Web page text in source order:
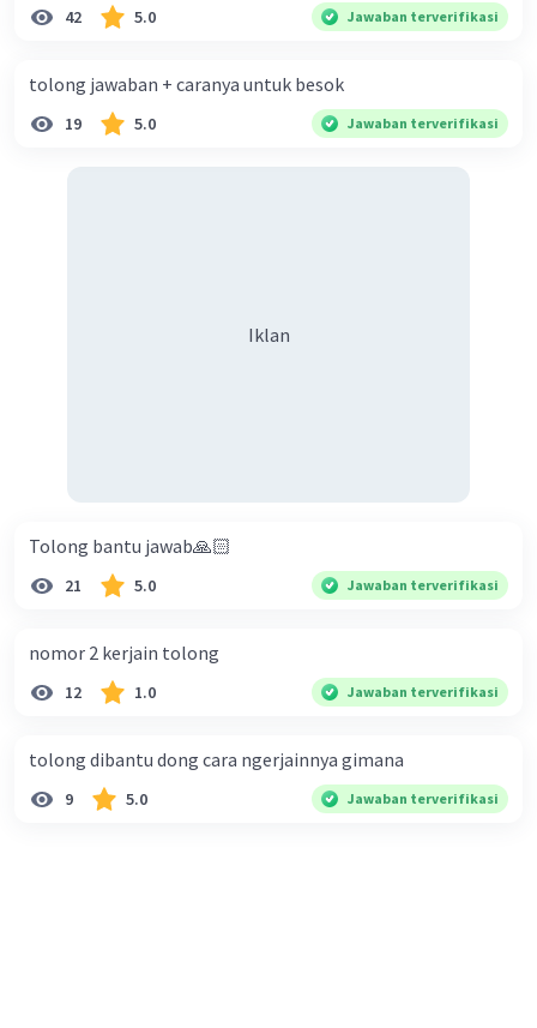
42 5.0 Jawaban terverifikasi
tolong jawaban + caranya untuk besok
19 5.0 Jawaban terverifikasi
Iklan
Tolong bantu jawab🙏🏻
21 5.0 Jawaban terverifikasi
nomor 2 kerjain tolong
12 1.0 Jawaban terverifikasi
tolong dibantu dong cara ngerjainnya gimana
9 5.0 Jawaban terverifikasi